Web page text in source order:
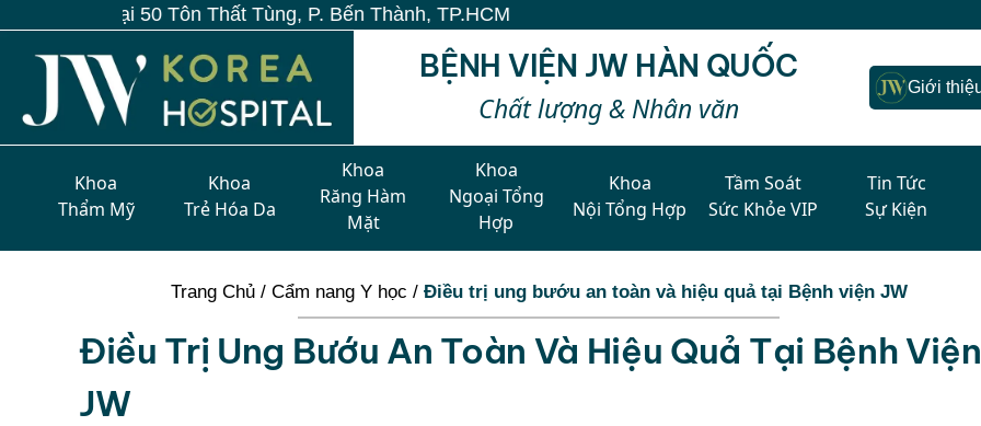
Thất Tùng, P. Bến Thành, TP.HCM
BỆNH VIỆN JW HÀN QUỐC
Chất lượng & Nhân văn
Giới
Khoa
Thẩm Mỹ
Khoa
Trẻ Hóa Da
Khoa
Răng Hàm
Mặt
Khoa
Ngoại Tổng
Hợp
Khoa
Nội Tổng Hợp
Tầm Soát
Sức Khỏe VIP
Tin Tức
Sự Kiện
Trang Chủ/ Cẩm nang Y học / Điều trị ung bướu an toàn và hiệu quả tại Bệnh viện JW
Điều Trị Ung Bướu An Toàn Và Hiệu Quả Tại Bệnh Viện
JW